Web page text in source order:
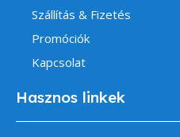
Szállítás & Fizetés
Promóciók
Kapcsolat
Hasznos linkek